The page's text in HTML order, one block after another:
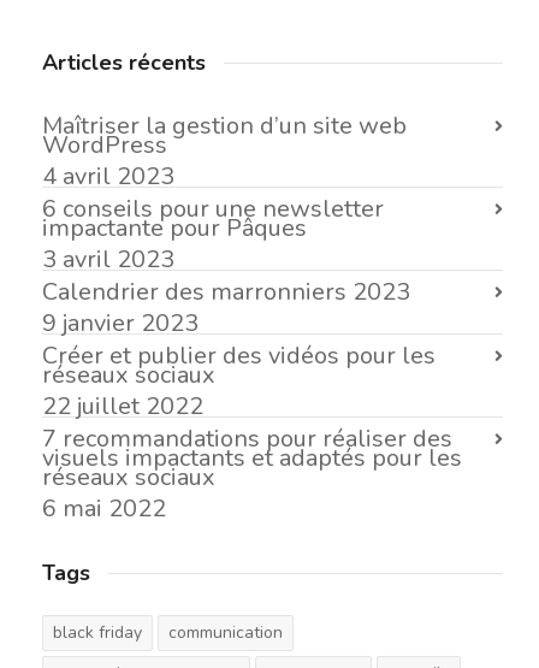
Articles récents
Maîtriser la gestion d’un site web
WordPress
4 avril 2023
6 conseils pour une newsletter
impactante pour Pâques
3 avril 2023
Calendrier des marronniers 2023
9 janvier 2023
Créer et publier des vidéos pour les
réseaux sociaux
22 juillet 2022
7 recommandations pour réaliser des
visuels impactants et adaptés pour les
réseaux sociaux
6 mai 2022
Tags
black friday
communication